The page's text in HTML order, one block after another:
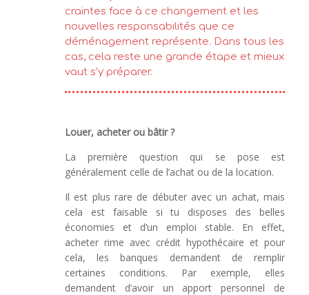
craintes face à ce changement et les
nouvelles responsabilités que ce
déménagement représente. Dans tous les
cas, cela reste une grande étape et mieux
vaut s’y préparer.
Louer, acheter ou bâtir ?
La première question qui se pose est
généralement celle de l’achat ou de la location.
Il est plus rare de débuter avec un achat, mais
cela est faisable si tu disposes des belles
économies et d’un emploi stable. En effet,
acheter rime avec crédit hypothécaire et pour
cela, les banques demandent de remplir
certaines conditions. Par exemple, elles
demandent d’avoir un apport personnel de